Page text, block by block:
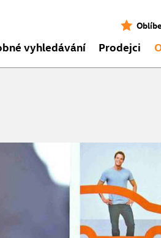
vyhledávání Prodejci